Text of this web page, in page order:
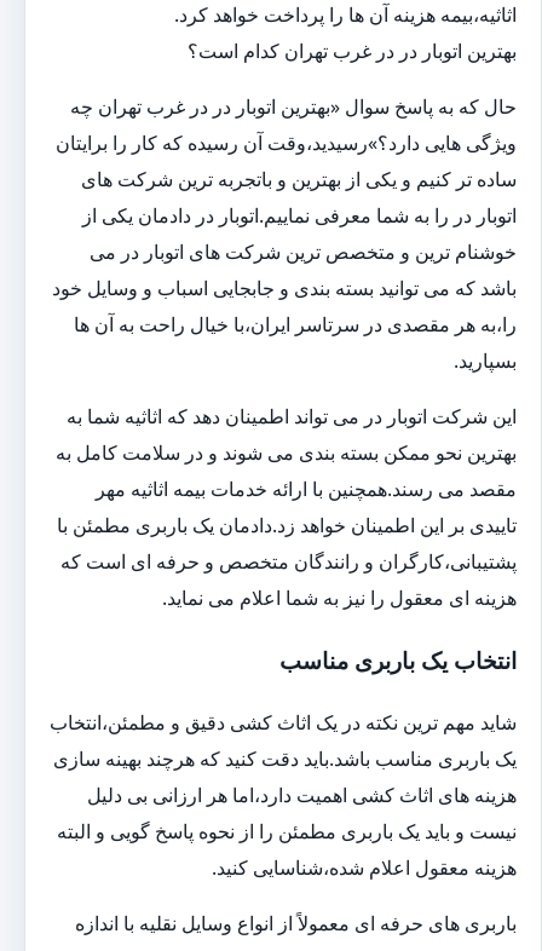
اثاثیه،بیمه هزینه آن ها را پرداخت خواهد کرد.
بهترین اتوبار در در غرب تهران کدام است؟
حال که به پاسخ سوال «بهترین اتوبار در در غرب تهران چه
ویژگی هایی دارد؟»رسیدید،وقت آن رسیده که کار را برایتان
ساده تر کنیم و یکی از بهترین و باتجربه ترین شرکت های
اتوبار در را به شما معرفی نماییم.اتوبار در دادمان یکی از
خوشنام ترین و متخصص ترین شرکت های اتوبار در می
باشد که می توانید بسته بندی و جابجایی اسباب و وسایل خود
را،به هر مقصدی در سرتاسر ایران،با خیال راحت به آن ها
بسپارید.
این شرکت اتوبار در می تواند اطمینان دهد که اثاثیه شما به
بهترین نحو ممکن بسته بندی می شوند و در سلامت کامل به
مقصد می رسند.همچنین با ارائه خدمات بیمه اثاثیه مهر
تاییدی بر این اطمینان خواهد زد.دادمان یک باربری مطمئن با
پشتیبانی،کارگران و رانندگان متخصص و حرفه ای است که
هزینه ای معقول را نیز به شما اعلام می نماید.
انتخاب یک باربری مناسب
شاید مهم ترین نکته در یک اثاث کشی دقیق و مطمئن،انتخاب
یک باربری مناسب باشد.باید دقت کنید که هرچند بهینه سازی
هزینه های اثاث کشی اهمیت دارد،اما هر ارزانی بی دلیل
نیست و باید یک باربری مطمئن را از نحوه پاسخ گویی و البته
هزینه معقول اعلام شده،شناسایی کنید.
باربری های حرفه ای معمولاً از انواع وسایل نقلیه با اندازه